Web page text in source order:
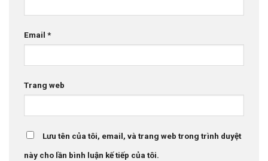
Email *
Trang web
Lưu tên của tôi, email, và trang web trong trình duyệt
này cho lần bình luận kế tiếp của tôi.